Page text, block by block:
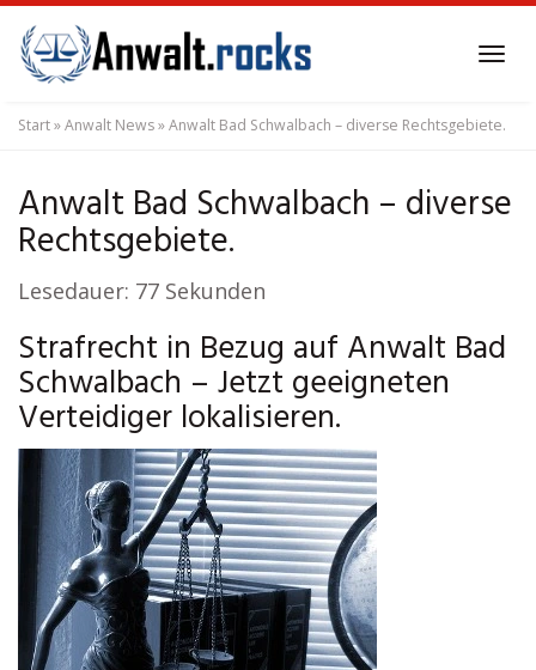
to
main
content
Start»Anwalt News»Anwalt Bad Schwalbach – diverse Rechtsgebiete.
Anwalt Bad Schwalbach – diverse
Rechtsgebiete.
Lesedauer: 77 Sekunden
Strafrecht in Bezug auf Anwalt Bad
Schwalbach – Jetzt geeigneten
Verteidiger lokalisieren.